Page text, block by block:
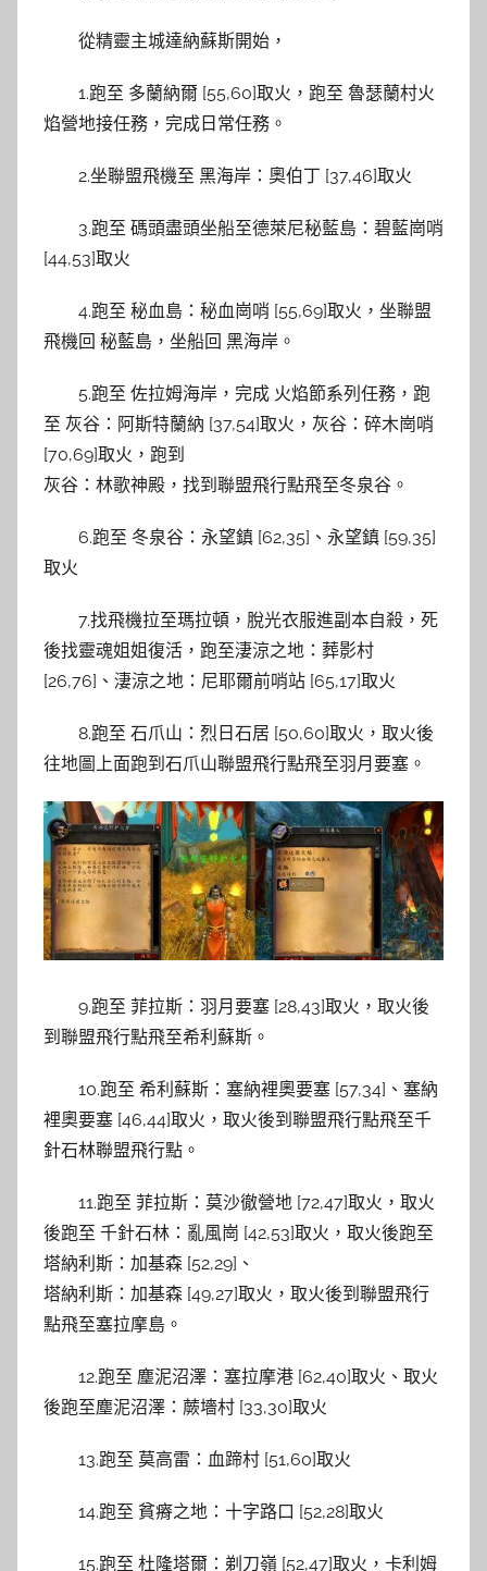
從精靈主城達納蘇斯開始，
1.跑至 多蘭納爾 [55,60]取火，跑至 魯瑟蘭村火
焰營地接任務，完成日常任務。
2.坐聯盟飛機至 黑海岸：奧伯丁 [37,46]取火
3.跑至 碼頭盡頭坐船至德萊尼秘藍島：碧藍崗哨
[44,53]取火
4.跑至 秘血島：秘血崗哨 [55,69]取火，坐聯盟
飛機回 秘藍島，坐船回 黑海岸。
5.跑至 佐拉姆海岸，完成 火焰節系列任務，跑
至 灰谷：阿斯特蘭納 [37,54]取火，灰谷：碎木崗哨
[70,69]取火，跑到
灰谷：林歌神殿，找到聯盟飛行點飛至冬泉谷。
6.跑至 冬泉谷：永望鎮 [62,35]、永望鎮 [59,35]
取火
7.找飛機拉至瑪拉頓，脫光衣服進副本自殺，死
後找靈魂姐姐復活，跑至淒涼之地：葬影村
[26,76]、淒涼之地：尼耶爾前哨站 [65,17]取火
8.跑至 石爪山：烈日石居 [50,60]取火，取火後
往地圖上面跑到石爪山聯盟飛行點飛至羽月要塞。
9.跑至 菲拉斯：羽月要塞 [28,43]取火，取火後
到聯盟飛行點飛至希利蘇斯。
10.跑至 希利蘇斯：塞納裡奧要塞 [57,34]、塞納
裡奧要塞 [46,44]取火，取火後到聯盟飛行點飛至千
針石林聯盟飛行點。
11.跑至 菲拉斯：莫沙徹營地 [72,47]取火，取火
後跑至 千針石林：亂風崗 [42,53]取火，取火後跑至
塔納利斯：加基森 [52,29]、
塔納利斯：加基森 [49,27]取火，取火後到聯盟飛行
點飛至塞拉摩島。
12.跑至 塵泥沼澤：塞拉摩港 [62,40]取火、取火
後跑至塵泥沼澤：蕨墻村 [33,30]取火
13.跑至 莫高雷：血蹄村 [51,60]取火
14.跑至 貧瘠之地：十字路口 [52,28]取火
15.跑至 杜隆塔爾：剃刀嶺 [52,47]取火，卡利姆